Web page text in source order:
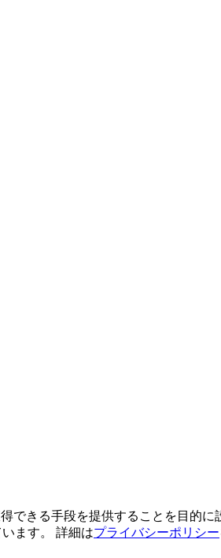
できる手段を提供することを目的
ます。 詳細はプライバシーポリシー